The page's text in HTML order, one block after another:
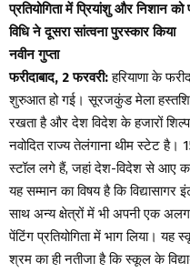
प्रतियोगिता में प्रियांशु और निशान
विधि ने दूसरा सांत्वना पुरस्कार किया
नवीन गुप्ता
फरीदाबाद, 2 फरवरी:हरियाणा के
शुरुआत हो गई। सूरजकुंड मेला
रखता है और देश विदेश के हजारों
नवोदित राज्य तेलंगाना थीम स्टेट
स्टॉल लगे हैं, जहां देश-विदेश से आए
यह सम्मान का विषय है कि
साथ अन्य क्षेत्रों में भी अपनी एक
पेंटिंग प्रतियोगिता में भाग लिया।
श्रम का ही नतीजा है कि स्कूल के